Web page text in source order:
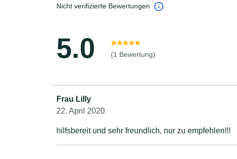
Nicht verifizierte Bewertungen
5.0 (1 Bewertung)
Frau Lilly
22. April 2020
hilfsbereit und sehr freundlich, nur zu empfehlen!!!